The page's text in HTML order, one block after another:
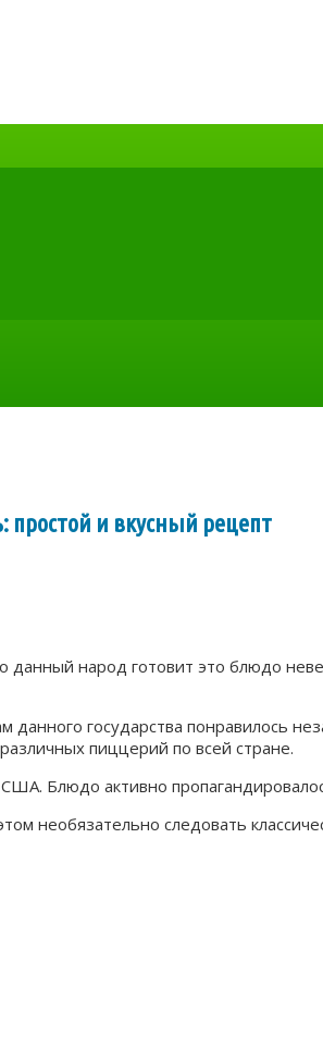
и вкусный рецепт
народ готовит это блюдо
государства понравилось
пиццерий по всей стране.
Блюдо активно
необязательно следовать